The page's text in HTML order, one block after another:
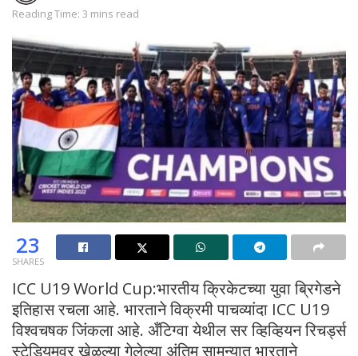
Reading Time: 3 mins read
23
SHARES
ICC U19 World Cup:भारतीय क्रिकेटच्या युवा ब्रिगेडने
इतिहास रचला आहे. भारताने विक्रमी पाचव्यांदा ICC U19
विश्वचषक जिंकला आहे. अँटिग्वा येथील सर व्हिव्हियन रिचर्ड्स
स्टेडियमवर खेळल्या गेलेल्या अंतिम सामन्यात भारताने